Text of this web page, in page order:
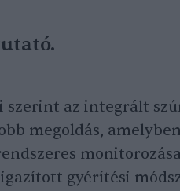
szerint az integrált
megoldás,
gyérítési